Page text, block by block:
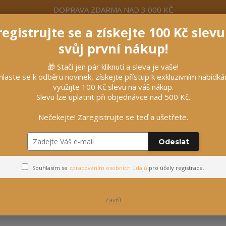
DOPRAVA ZDARMA NAD 3 000 KČ
Více Nevíte si rady? Zavolejte. +420
Vybavení stájí
Kryty na krmení
Nejdražší
se a získejte 100 Kč
svůj první nákup!
🎁 Stačí jen pár kliknutí a sleva je vaše!
se k odběru novinek, získejte přístup k exkluzivním
využijte 100 Kč slevu na váš nákup.
Slevu lze uplatnit při objednávce nad 500 Kč.
Nečekejte! Zaregistrujte se teď a ušetřete.
Odeslat
Souhlasím se zpracováním osobních údajů pro účely registrace.
Zavřít